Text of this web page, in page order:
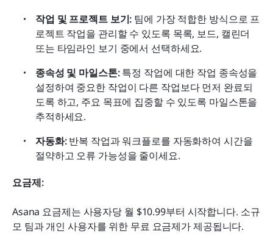
작업 및 프로젝트 보기: 팀에 가장 적합한 방식으로 프
로젝트 작업을 관리할 수 있도록 목록, 보드, 캘린더
또는 타임라인 보기 중에서 선택하세요.
종속성 및 마일스톤: 특정 작업에 대한 작업 종속성을
설정하여 중요한 작업이 다른 작업보다 먼저 완료되
도록 하고, 주요 목표에 집중할 수 있도록 마일스톤을
추적하세요.
자동화: 반복 작업과 워크플로를 자동화하여 시간을
절약하고 오류 가능성을 줄이세요.
요금제:
Asana 요금제는 사용자당 월 $10.99부터 시작합니다. 소규
모 팀과 개인 사용자를 위한 무료 요금제가 제공됩니다.